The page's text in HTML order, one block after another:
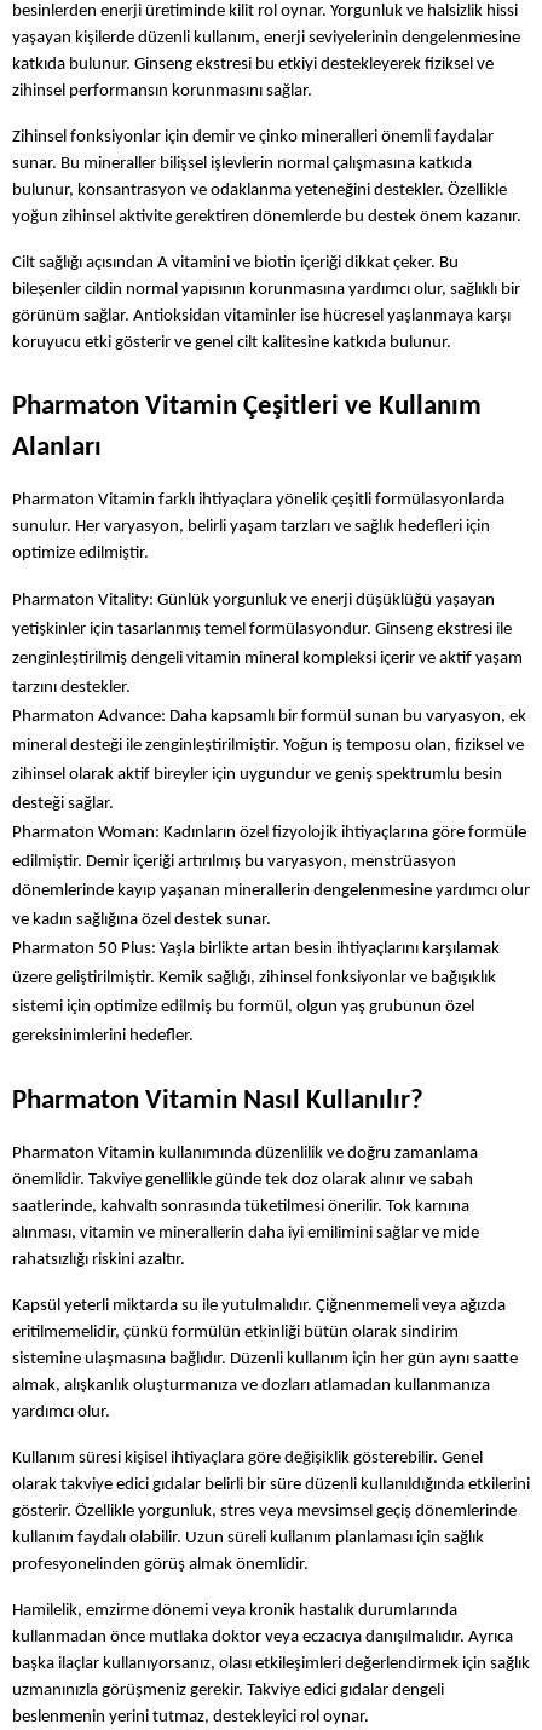
besinlerden enerji üretiminde kilit rol oynar. Yorgunluk ve halsizlik hissi
yaşayan kişilerde düzenli kullanım, enerji seviyelerinin dengelenmesine
katkıda bulunur. Ginseng ekstresi bu etkiyi destekleyerek fiziksel ve
zihinsel performansın korunmasını sağlar.
Zihinsel fonksiyonlar için demir ve çinko mineralleri önemli faydalar
sunar. Bu mineraller bilişsel işlevlerin normal çalışmasına katkıda
bulunur, konsantrasyon ve odaklanma yeteneğini destekler. Özellikle
yoğun zihinsel aktivite gerektiren dönemlerde bu destek önem kazanır.
Cilt sağlığı açısından A vitamini ve biotin içeriği dikkat çeker. Bu
bileşenler cildin normal yapısının korunmasına yardımcı olur, sağlıklı bir
görünüm sağlar. Antioksidan vitaminler ise hücresel yaşlanmaya karşı
koruyucu etki gösterir ve genel cilt kalitesine katkıda bulunur.
Pharmaton Vitamin Çeşitleri ve Kullanım
Alanları
Pharmaton Vitamin farklı ihtiyaçlara yönelik çeşitli formülasyonlarda
sunulur. Her varyasyon, belirli yaşam tarzları ve sağlık hedefleri için
optimize edilmiştir.
Pharmaton Vitality: Günlük yorgunluk ve enerji düşüklüğü yaşayan
yetişkinler için tasarlanmış temel formülasyondur. Ginseng ekstresi ile
zenginleştirilmiş dengeli vitamin mineral kompleksi içerir ve aktif yaşam
tarzını destekler.
Pharmaton Advance: Daha kapsamlı bir formül sunan bu varyasyon, ek
mineral desteği ile zenginleştirilmiştir. Yoğun iş temposu olan, fiziksel ve
zihinsel olarak aktif bireyler için uygundur ve geniş spektrumlu besin
desteği sağlar.
Pharmaton Woman: Kadınların özel fizyolojik ihtiyaçlarına göre formüle
edilmiştir. Demir içeriği artırılmış bu varyasyon, menstrüasyon
dönemlerinde kayıp yaşanan minerallerin dengelenmesine yardımcı olur
ve kadın sağlığına özel destek sunar.
Pharmaton 50 Plus: Yaşla birlikte artan besin ihtiyaçlarını karşılamak
üzere geliştirilmiştir. Kemik sağlığı, zihinsel fonksiyonlar ve bağışıklık
sistemi için optimize edilmiş bu formül, olgun yaş grubunun özel
gereksinimlerini hedefler.
Pharmaton Vitamin Nasıl Kullanılır?
Pharmaton Vitamin kullanımında düzenlilik ve doğru zamanlama
önemlidir. Takviye genellikle günde tek doz olarak alınır ve sabah
saatlerinde, kahvaltı sonrasında tüketilmesi önerilir. Tok karnına
alınması, vitamin ve minerallerin daha iyi emilimini sağlar ve mide
rahatsızlığı riskini azaltır.
Kapsül yeterli miktarda su ile yutulmalıdır. Çiğnenmemeli veya ağızda
eritilmemelidir, çünkü formülün etkinliği bütün olarak sindirim
sistemine ulaşmasına bağlıdır. Düzenli kullanım için her gün aynı saatte
almak, alışkanlık oluşturmanıza ve dozları atlamadan kullanmanıza
yardımcı olur.
Kullanım süresi kişisel ihtiyaçlara göre değişiklik gösterebilir. Genel
olarak takviye edici gıdalar belirli bir süre düzenli kullanıldığında etkilerini
gösterir. Özellikle yorgunluk, stres veya mevsimsel geçiş dönemlerinde
kullanım faydalı olabilir. Uzun süreli kullanım planlaması için sağlık
profesyonelinden görüş almak önemlidir.
Hamilelik, emzirme dönemi veya kronik hastalık durumlarında
kullanmadan önce mutlaka doktor veya eczacıya danışılmalıdır. Ayrıca
başka ilaçlar kullanıyorsanız, olası etkileşimleri değerlendirmek için sağlık
uzmanınızla görüşmeniz gerekir. Takviye edici gıdalar dengeli
beslenmenin yerini tutmaz, destekleyici rol oynar.